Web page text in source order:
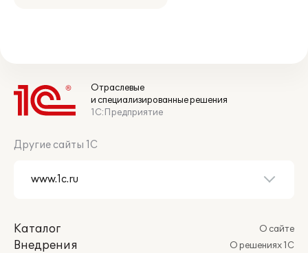
Отраслевые
и специализированные решения
1С:Предприятие
Другие сайты 1С
Каталог
Внедрения
О сайте
О решениях 1С